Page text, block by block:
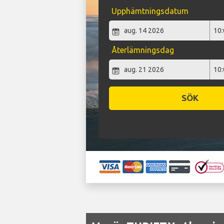
Upphämtningsdatum
Återlämningsdag
SÖK